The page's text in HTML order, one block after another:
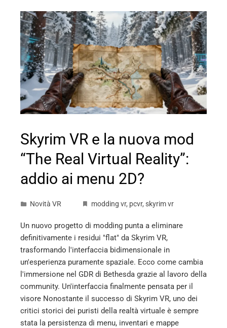
Skyrim VR e la nuova mod
“The Real Virtual Reality”:
addio ai menu 2D?
Novità VR modding vr, pcvr, skyrim vr
Un nuovo progetto di modding punta a eliminare
definitivamente i residui "flat" da Skyrim VR,
trasformando l'interfaccia bidimensionale in
un'esperienza puramente spaziale. Ecco come cambia
l'immersione nel GDR di Bethesda grazie al lavoro della
community. Un'interfaccia finalmente pensata per il
visore Nonostante il successo di Skyrim VR, uno dei
critici storici dei puristi della realtà virtuale è sempre
stata la persistenza di menu, inventari e mappe